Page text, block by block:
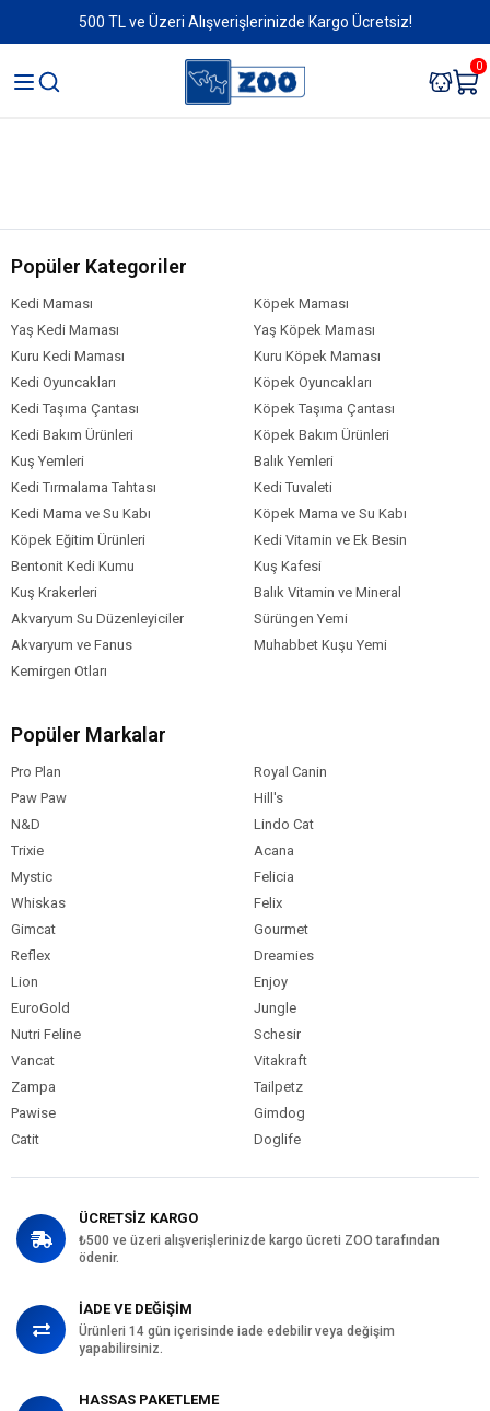
500 TL ve Üzeri Alışverişlerinizde Kargo Ücretsiz!
0
Popüler Kategoriler
Kedi Maması
Köpek Maması
Yaş Kedi Maması
Yaş Köpek Maması
Kuru Kedi Maması
Kuru Köpek Maması
Kedi Oyuncakları
Köpek Oyuncakları
Kedi Taşıma Çantası
Köpek Taşıma Çantası
Kedi Bakım Ürünleri
Köpek Bakım Ürünleri
Kuş Yemleri
Balık Yemleri
Kedi Tırmalama Tahtası
Kedi Tuvaleti
Kedi Mama ve Su Kabı
Köpek Mama ve Su Kabı
Köpek Eğitim Ürünleri
Kedi Vitamin ve Ek Besin
Bentonit Kedi Kumu
Kuş Kafesi
Kuş Krakerleri
Balık Vitamin ve Mineral
Akvaryum Su Düzenleyiciler
Sürüngen Yemi
Akvaryum ve Fanus
Muhabbet Kuşu Yemi
Kemirgen Otları
Popüler Markalar
Pro Plan
Royal Canin
Paw Paw
Hill's
N&D
Lindo Cat
Trixie
Acana
Mystic
Felicia
Whiskas
Felix
Gimcat
Gourmet
Reflex
Dreamies
Lion
Enjoy
EuroGold
Jungle
Nutri Feline
Schesir
Vancat
Vitakraft
Zampa
Tailpetz
Pawise
Gimdog
Catit
Doglife
ÜCRETSİZ KARGO
₺500 ve üzeri alışverişlerinizde kargo ücreti ZOO tarafından
ödenir.
İADE VE DEĞİŞİM
Ürünleri 14 gün içerisinde iade edebilir veya değişim
yapabilirsiniz.
HASSAS PAKETLEME